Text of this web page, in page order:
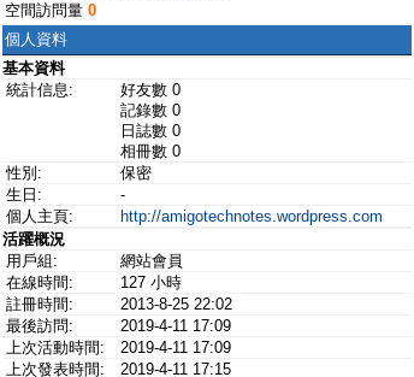
空間訪問量 0
個人資料
基本資料
統計信息:
好友數 0
記錄數 0
日誌數 0
相冊數 0
性別:
保密
生日:
-
個人主頁:
http://amigotechnotes.wordpress.com
活躍概況
用戶組:
網站會員
在線時間:
127 小時
註冊時間:
2013-8-25 22:02
最後訪問:
2019-4-11 17:09
上次活動時間:
2019-4-11 17:09
上次發表時間:
2019-4-11 17:15